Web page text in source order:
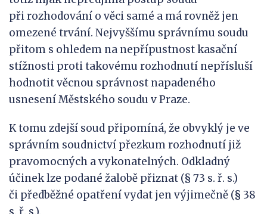
při rozhodování o věci samé a má rovněž jen
omezené trvání. Nejvyššímu správnímu soudu
přitom s ohledem na nepřípustnost kasační
stížnosti proti takovému rozhodnutí nepřísluší
hodnotit věcnou správnost napadeného
usnesení Městského soudu v Praze.
K tomu zdejší soud připomíná, že obvyklý je ve
správním soudnictví přezkum rozhodnutí již
pravomocných a vykonatelných. Odkladný
účinek lze podané žalobě přiznat (§ 73 s. ř. s.)
či předběžné opatření vydat jen výjimečně (§ 38